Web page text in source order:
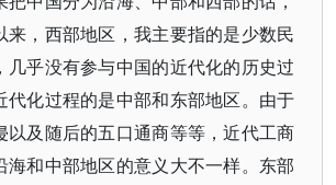
来，西部地区，我主要指的是少数民
几乎没有参与中国的近代化的历史过
代化过程的是中部和东部地区。由于
以及随后的五口通商等等，近代工商
海和中部地区的意义大不一样。东部